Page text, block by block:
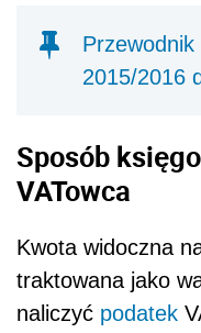
2015/2016
Sposób
VATowca
Kwota widoczna
traktowana jako
naliczyć podatek